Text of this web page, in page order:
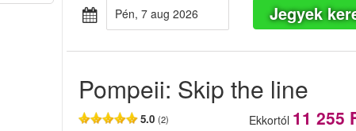
pén, 7 aug 2026
Jegyek
Pompeii: Skip the line
5.0(2) Ekkortól 11 255